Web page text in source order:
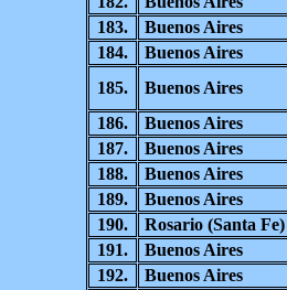
183.
Buenos Aires
184.
Buenos Aires
185.
Buenos Aires
186.
Buenos Aires
187.
Buenos Aires
188.
Buenos Aires
189.
Buenos Aires
190.
Rosario (Santa Fe)
191.
Buenos Aires
192.
Buenos Aires